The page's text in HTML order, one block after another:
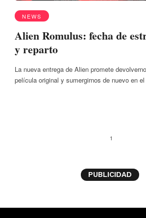
NEWS
Alien Romulus: fecha de
y reparto
La nueva entrega de Alien promete
película original y sumergirnos de nuevo en
1
PUBLICIDAD